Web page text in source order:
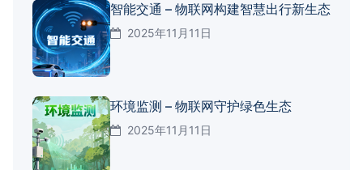
智能交通 – 物联网构建智慧出行新生态
2025年11月11日
环境监测 – 物联网守护绿色生态
2025年11月11日